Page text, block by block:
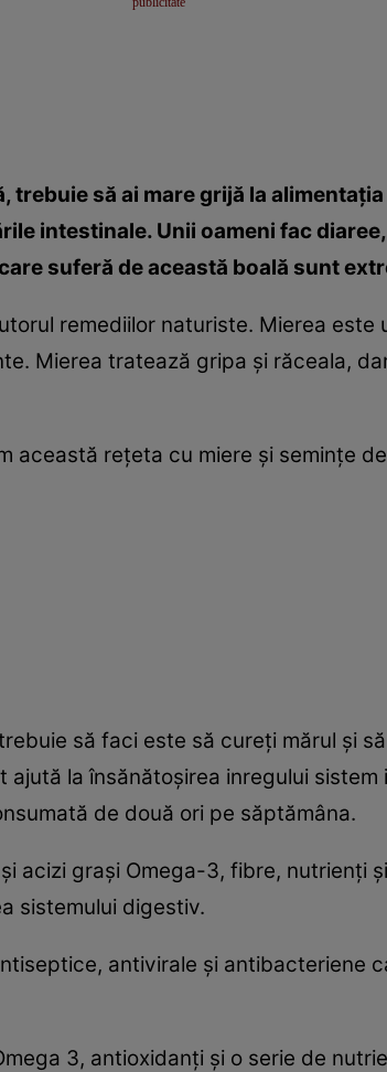
trebuie să ai mare grijă la
intestinale. Unii oameni fac
suferă de această boală sunt
remediilor naturiste. Mierea este
Mierea tratează gripa şi răceala,
această reţeta cu miere şi seminţe
să faci este să cureţi mărul şi
la însănătoşirea inregului sistem
de două ori pe săptămâna.
acizi graşi Omega-3, fibre, nutrienţi
sistemului digestiv.
antivirale şi antibacteriene
3, antioxidanţi şi o serie de